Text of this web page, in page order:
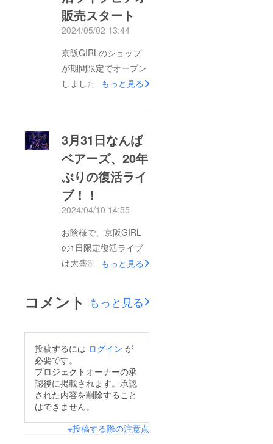
販売スタート
2024/05/02 13:44
京阪GIRLのショップ
が期間限定でオープン
しました。 （5月1日
います。その他グッズ
も合わせて販売してお
りますので是非ご利用
くださいませ～！
https://keihangirl.base.
もっと見る
3月31日なんば
ベアーズ、20年
ぶりの復活ライ
ブ！！
2024/04/10 14:55
お陰様で、京阪GIRL
の1日限定復活ライブ
は大盛況に終えること
いただいた皆様にここ
ろより感謝申し上げま
ますが、今後お知らせ
することが少しござい
ますので、SNSなど、
動向をチェックしてい
す。またお知らせがあ
もっと見る
コメント もっと見る
投稿するには ログイン が
必要です。
プロジェクトオーナーの承
認後に掲載されます。承認
された内容を削除すること
はできません。
※投稿する際の注意点